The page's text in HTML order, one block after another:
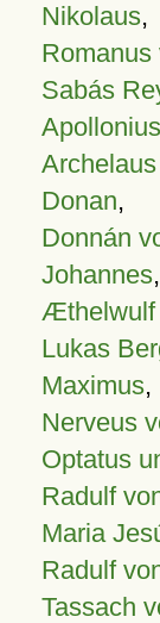
Nikolaus,
Romanus
Sabás
Donan,
Donnán
Johannes,
Æthelwulf
Lukas
Maximus,
Nerveus
Optatus
Radulf
Maria
Radulf
Tassach